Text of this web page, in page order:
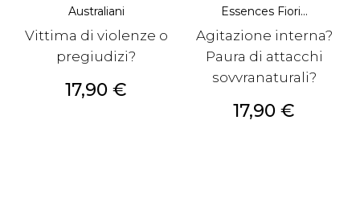
Australiani
Vittima di violenze o
pregiudizi?
Prezzo
17,90 €
Essences Fiori...
Agitazione interna?
Paura di attacchi
sovvranaturali?
Prezzo
17,90 €